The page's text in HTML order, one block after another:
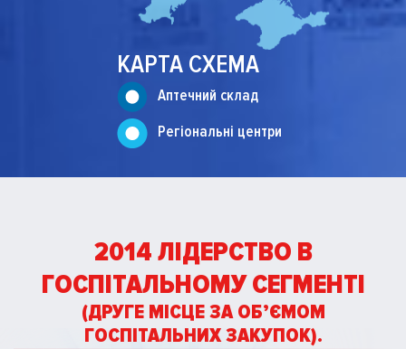
КАРТА СХЕМА
Аптечний склад
Регiональнi центри
2014 ЛІДЕРСТВО В
ГОСПІТАЛЬНОМУ СЕГМЕНТІ
(ДРУГЕ МІСЦЕ ЗА ОБ’ЄМОМ
ГОСПІТАЛЬНИХ ЗАКУПОК).